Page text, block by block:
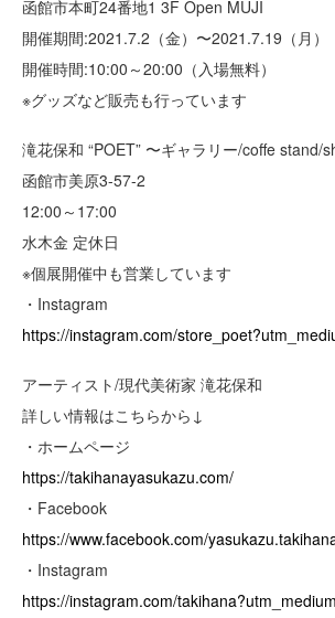
函館市本町24番地1 3F Open MUJI
開催期間:2021.7.2（金）〜2021.7.19（月）
開催時間:10:00～20:00（入場無料）
※グッズなど販売も行っています
滝花保和 “POET” 〜ギャラリー/coffe stand/
函館市美原3-57-2
12:00～17:00
水木金 定休日
※個展開催中も営業しています
・Instagram
https://instagram.com/
アーティスト/現代美術家 滝花保和
詳しい情報はこちらから↓
・ホームページ
https://takihanayasukazu.com/
・Facebook
https://www.facebook.com/
・Instagram
https://instagram.com/